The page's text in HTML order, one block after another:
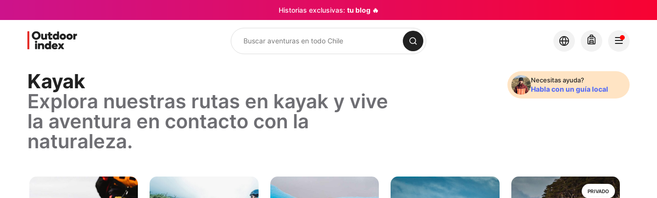
Historias exclusivas: tu blog 🔥
Buscar
Kayak
Explora nuestras rutas en kayak y vive
la aventura en contacto con la
naturaleza.
Necesitas ayuda?
Habla con un guía local
PRIVADO